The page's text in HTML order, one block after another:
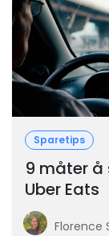
Sparetips
9 måter å
Uber Eats
Florence